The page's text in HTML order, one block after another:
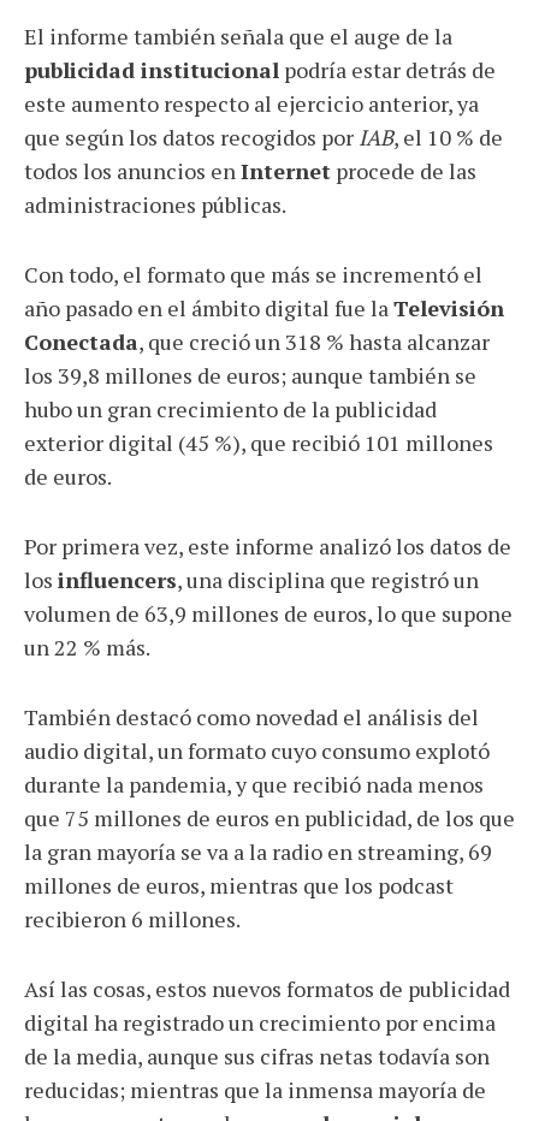
El informe también señala que el auge de la
publicidad institucional podría estar detrás de
este aumento respecto al ejercicio anterior, ya
que según los datos recogidos por IAB, el 10 % de
todos los anuncios enInternet procede de las
administraciones públicas.
Con todo, el formato que más se incrementó el
año pasado en el ámbito digital fue laTelevisión
Conectada, que creció un 318 % hasta alcanzar
los 39,8 millones de euros; aunque también se
hubo un gran crecimiento de la publicidad
exterior digital (45 %), que recibió 101 millones
de euros.
Por primera vez, este informe analizó los datos de
los influencers, una disciplina que registró un
volumen de 63,9 millones de euros, lo que supone
un 22 % más.
También destacó como novedad el análisis del
audio digital, un formato cuyo consumo explotó
durante la pandemia, y que recibió nada menos
que 75 millones de euros en publicidad, de los que
la gran mayoría se va a la radio en streaming, 69
millones de euros, mientras que los podcast
recibieron 6 millones.
Así las cosas, estos nuevos formatos de publicidad
digital ha registrado un crecimiento por encima
de la media, aunque sus cifras netas todavía son
reducidas; mientras que la inmensa mayoría de